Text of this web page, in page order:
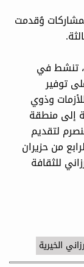
وُقدمت
تنشط في
توفير
وذوي
إلى منطقة
لتقديم
من حزيران
للثقافة
الخيرية